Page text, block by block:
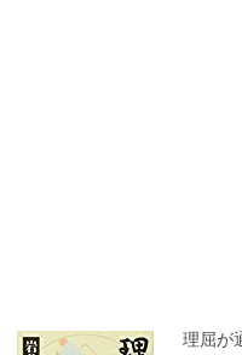
理屈が